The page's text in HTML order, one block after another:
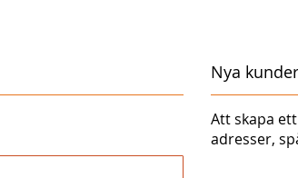
Nya kunder
Att skapa
adresser,